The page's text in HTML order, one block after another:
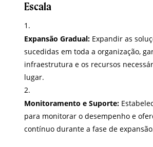
Escala
Expansão Gradual: Expandir as
sucedidas em toda a organização,
infraestrutura e os recursos
lugar.
Monitoramento e Suporte:
para monitorar o desempenho e
contínuo durante a fase de